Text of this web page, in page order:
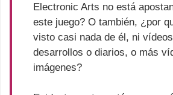
Electronic Arts no está
este juego? O también, ¿por
visto casi nada de él, ni
desarrollos o diarios, o más
imágenes?